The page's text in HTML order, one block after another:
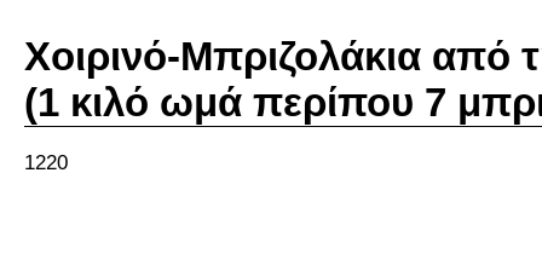
Χοιρινό-Μπριζολάκια από
(1 κιλό ωμά περίπου 7
1220